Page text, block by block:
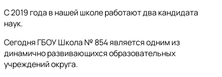
С 2019 года в нашей школе работают два кандидата
наук.
Сегодня ГБОУ Школа № 854 является одним из
динамично развивающихся образовательных
учреждений округа.